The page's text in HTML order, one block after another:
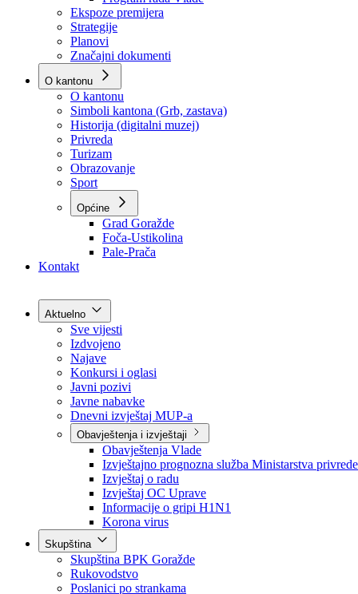
Vlada
Poslovnik
Program rada Vlade
Ekspoze premijera
Strategije
Planovi
Značajni dokumenti
O kantonu
O kantonu
Simboli kantona (Grb, zastava)
Historija (digitalni muzej)
Privreda
Turizam
Obrazovanje
Sport
Općine
Kontakt
Aktuelno
Sve vijesti
Izdvojeno
Najave
Konkursi i oglasi
Javni pozivi
Javne nabavke
Dnevni izvještaj MUP-a
Obavještenja i izvještaji
Obavještenja Vlade
Izvještajno prognozna služba Ministarstva privrede
Izvještaj o radu
Izvještaj OC Uprave
Informacije o gripi H1N1
Korona virus
Skupština